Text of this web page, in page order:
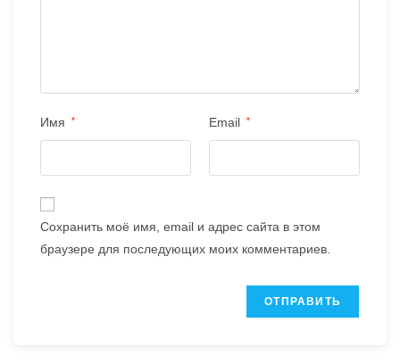
Имя * Email *
Сохранить моё имя, email и адрес сайта в этом
браузере для последующих моих комментариев.